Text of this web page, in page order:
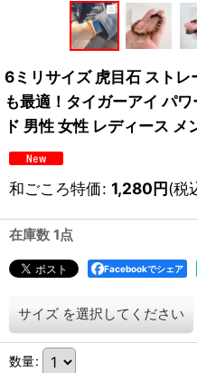
6ミリサイズ 虎目石 スト
も最適！タイガーアイ パ
ド 男性 女性 レディース メ
和ごころ特価: 1,280円(税
在庫数 1点
Facebookでシェア
サイズ を選択してください
数量: